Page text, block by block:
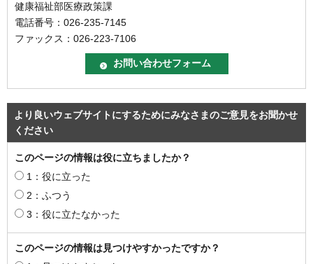
健康福祉部医療政策課
電話番号：026-235-7145
ファックス：026-223-7106
より良いウェブサイトにするためにみなさまのご意見をお聞かせ
ください
このページの情報は役に立ちましたか？
1：役に立った
2：ふつう
3：役に立たなかった
このページの情報は見つけやすかったですか？